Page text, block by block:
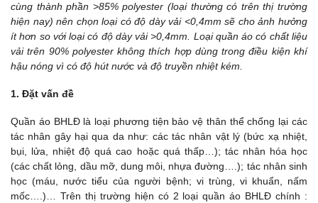
cùng thành phần >85% polyester (loại thường có trên thị trường
hiện nay) nên chọn loại có độ dày vải <0,4mm sẽ cho ảnh hưởng
ít hơn so với loại có độ dày vải >0,4mm. Loại quần áo có chất liệu
vải trên 90% polyester không thích hợp dùng trong điều kiện khí
hậu nóng vì có độ hút nước và độ truyền nhiệt kém.
1. Đặt vấn đề
Quần áo BHLĐ là loại phương tiện bảo vệ thân thể chống lại các
tác nhân gây hại qua da như: các tác nhân vật lý (bức xạ nhiệt,
bụi, lửa, nhiệt độ quá cao hoặc quá thấp…); tác nhân hóa học
(các chất lỏng, dầu mỡ, dung môi, nhựa đường….); tác nhân sinh
học (máu, nước tiểu của người bệnh; vi trùng, vi khuẩn, nấm
mốc….)… Trên thị trường hiện có 2 loại quần áo BHLĐ chính :